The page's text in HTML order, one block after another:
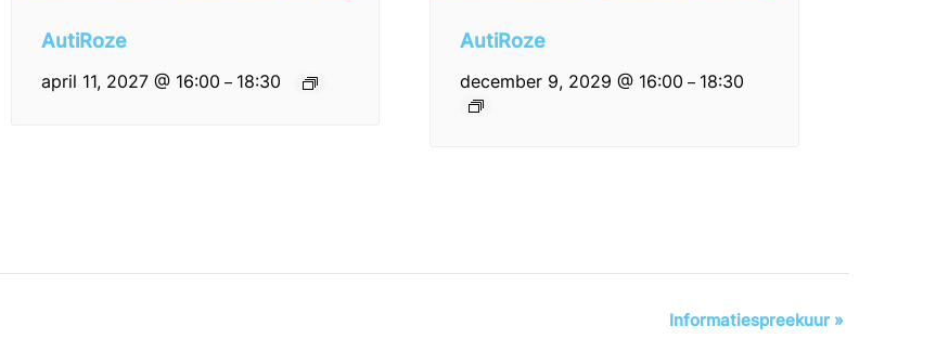
AutiRoze
april 11, 2027 @ 16:00 – 18:30
AutiRoze
december 9, 2029 @ 16:00 – 18:30
Informatiespreekuur »